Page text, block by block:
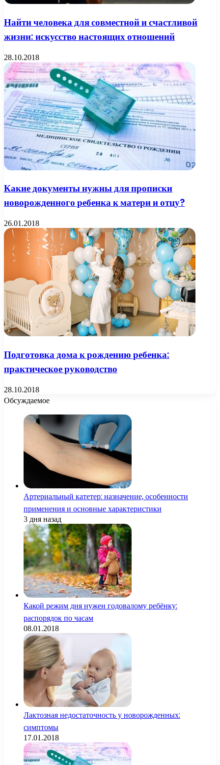
Найти человека для совместной и счастливой
жизни: искусство настоящих отношений
28.10.2018
Какие документы нужны для прописки
новорожденного ребенка к матери и отцу?
26.01.2018
Подготовка дома к рождению ребенка:
практическое руководство
28.10.2018
Обсуждаемое
Артериальный катетер: назначение, особенности
применения и основные характеристики
3 дня назад
Какой режим дня нужен годовалому ребёнку:
распорядок по часам
08.01.2018
Лактозная недостаточность у новорожденных:
симптомы
17.01.2018